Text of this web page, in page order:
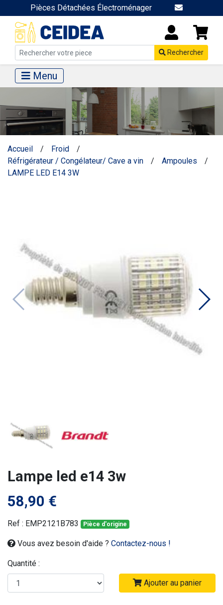
Pièces Détachées Électroménager
Rechercher
Menu
Accueil / Froid
/
Réfrigérateur / Congélateur/ Cave a vin
/ Ampoules
/
LAMPE LED E14 3W
Lampe led e14 3w
58,90 €
Ref : EMP2121B783 Pièce d'origine
Vous avez besoin d'aide ? Contactez-nous !
Quantité :
Ajouter au panier